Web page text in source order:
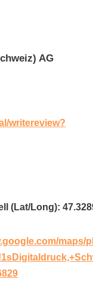
AG
writereview?
(Lat/Long):
maps/